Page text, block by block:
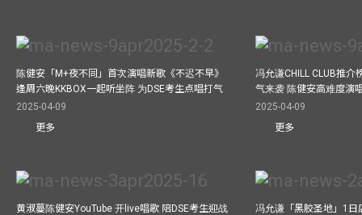
陈健安「M+夜不同」首次演唱新歌《不迟不早》
逢周六晚KKBOX一起听坐阵 为DSE考生点唱打气
2025-04-09
更多
冯允谦CHILL CLUB推介
气来袭 陈健安高难度演
2025-04-09
更多
黄淑蔓陈健安YouTube 开live唱歌 陪DSE考生迎战
冯允谦「黑胶圣地」1日